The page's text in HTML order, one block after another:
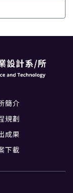
簡介
規劃
成果
下載